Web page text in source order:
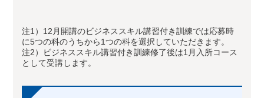
注1）12月開講のビジネススキル講習付き訓練では応募時
に5つの科のうちから1つの科を選択していただきます。
注2）ビジネススキル講習付き訓練修了後は1月入所コース
として受講します。